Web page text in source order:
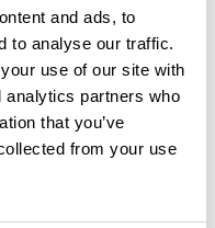
and ads, to
to analyse our traffic.
use of our site with
analytics partners who
that you’ve
from your use
km à proximité de